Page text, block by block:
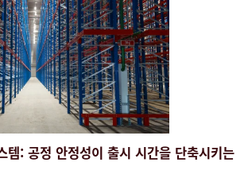
템: 공정 안정성이 출시 시간을 단축시키는